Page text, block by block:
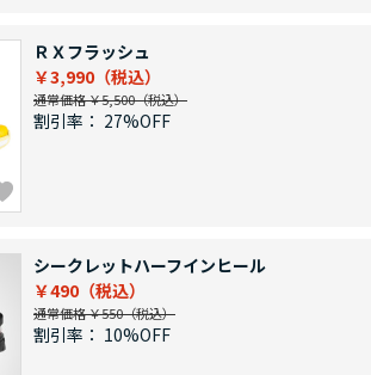
ＲＸフラッシュ
￥3,990
通常価格 ￥5,500
割引率： 27%OFF
シークレットハーフインヒール
￥490
通常価格 ￥550
割引率： 10%OFF